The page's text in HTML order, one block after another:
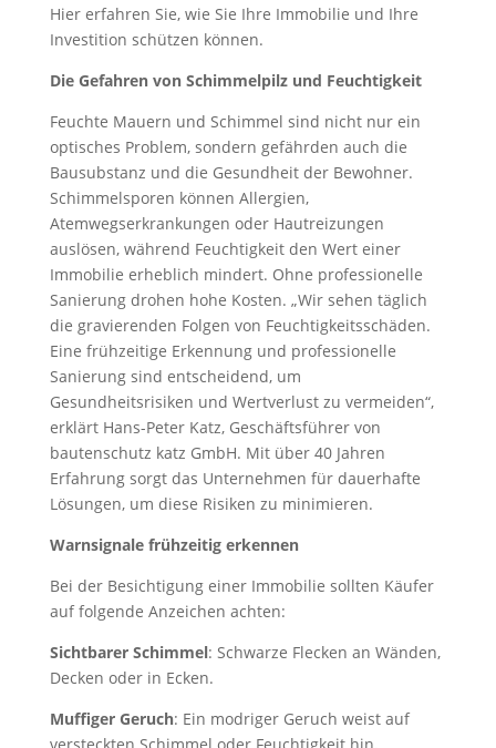
Hier erfahren Sie, wie Sie Ihre Immobilie und Ihre
Investition schützen können.
Die Gefahren von Schimmelpilz und Feuchtigkeit
Feuchte Mauern und Schimmel sind nicht nur ein
optisches Problem, sondern gefährden auch die
Bausubstanz und die Gesundheit der Bewohner.
Schimmelsporen können Allergien,
Atemwegserkrankungen oder Hautreizungen
auslösen, während Feuchtigkeit den Wert einer
Immobilie erheblich mindert. Ohne professionelle
Sanierung drohen hohe Kosten. „Wir sehen täglich
die gravierenden Folgen von Feuchtigkeitsschäden.
Eine frühzeitige Erkennung und professionelle
Sanierung sind entscheidend, um
Gesundheitsrisiken und Wertverlust zu vermeiden“,
erklärt Hans-Peter Katz, Geschäftsführer von
bautenschutz katz GmbH. Mit über 40 Jahren
Erfahrung sorgt das Unternehmen für dauerhafte
Lösungen, um diese Risiken zu minimieren.
Warnsignale frühzeitig erkennen
Bei der Besichtigung einer Immobilie sollten Käufer
auf folgende Anzeichen achten:
Sichtbarer Schimmel: Schwarze Flecken an Wänden,
Decken oder in Ecken.
Muffiger Geruch: Ein modriger Geruch weist auf